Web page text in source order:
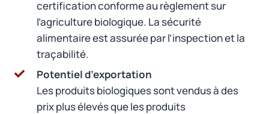
certification conforme au règlement sur
l’agriculture biologique. La sécurité
alimentaire est assurée par l’inspection et la
traçabilité.
Potentiel d’exportation
Les produits biologiques sont vendus à des
prix plus élevés que les produits